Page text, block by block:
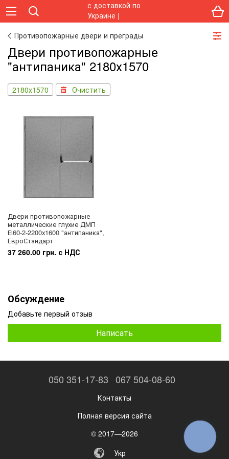
Противопожарные двери и преграды
Двери противопожарные
"антипаника" 2180х1570
2180х1570 Очистить
Двери противопожарные
металлические глухие ДМП
ЕІ60-2-2200х1600 "антипаника",
ЕвроСтандарт
37 260.00 грн. с НДС
Обсуждение
Добавьте первый отзыв
Написать
050 351-17-83 067 504-08-60
Контакты
Полная версия сайта
© 2017—2026
Укр